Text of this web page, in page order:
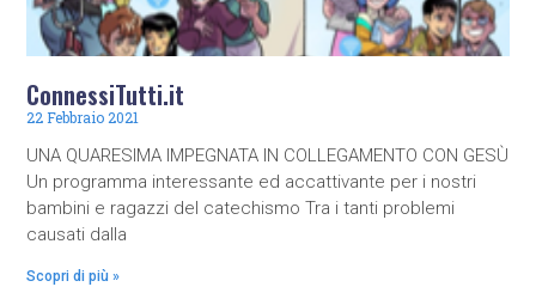
ConnessiTutti.it
22 Febbraio 2021
UNA QUARESIMA IMPEGNATA IN COLLEGAMENTO CON GESÙ
Un programma interessante ed accattivante per i nostri
bambini e ragazzi del catechismo Tra i tanti problemi
causati dalla
Scopri di più »